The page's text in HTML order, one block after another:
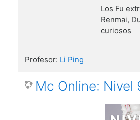
Los Fu
Renmai,
curiosos
Profesor: Li Ping
Mc Online: Nivel